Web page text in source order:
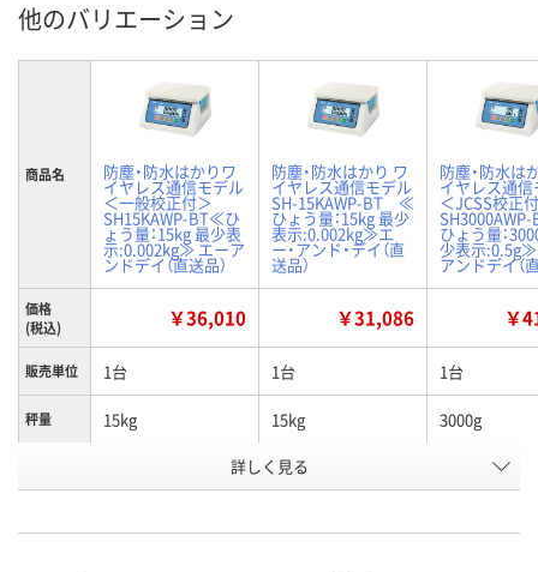
他のバリエーション
商品名 防塵・防水はかりワ
イヤレス通信モデル
＜一般校正付＞
SH15KAWP-BT≪ひ
ょう量：15kg 最少表
示:0.002kg≫ エーア
ンドデイ（直送品）
防塵・防水はかり ワ
イヤレス通信モデル
SH-15KAWP-BT ≪
ひょう量：15kg 最少
表示:0.002kg≫エ
ー・アンド・デイ（直
送品）
防塵・防水は
イヤレス通
＜JCSS校正
ひょう量：
少表示
アンドデイ（
価格
(税込)
￥36,010 ￥31,086 ￥
販売単位 1台 1台 1台
秤量 15kg 15kg 3000g
校正証明書なし JCSS校正証
号
詳しく見る